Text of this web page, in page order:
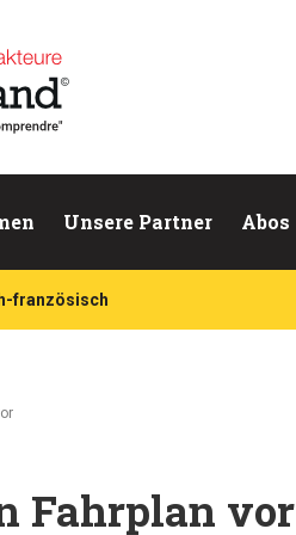
Unsere Partner Abos
französisch
Fahrplan vor